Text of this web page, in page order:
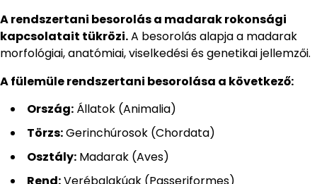
A rendszertani besorolás a madarak rokonsági
kapcsolatait tükrözi.A besorolás alapja a madarak
morfológiai, anatómiai, viselkedési és genetikai jellemzői.
A fülemüle rendszertani besorolása a következő:
Ország: Állatok (Animalia)
Törzs:Gerinchúrosok (Chordata)
Osztály: Madarak (Aves)